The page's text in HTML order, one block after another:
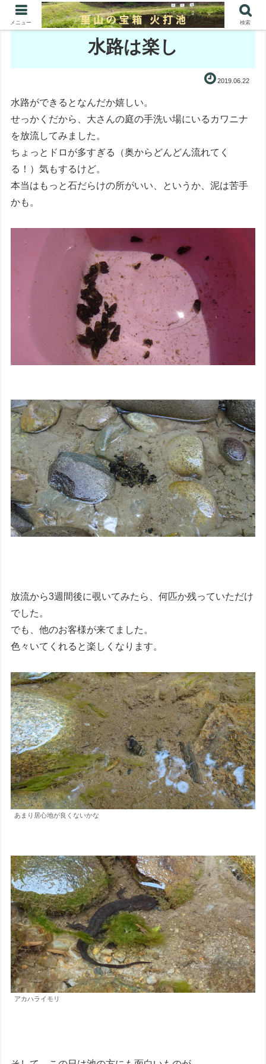
水路は楽し
2019.06.22
水路ができるとなんだか嬉しい。
せっかくだから、大さんの庭の手洗い場にいるカワニナ
を放流してみました。
ちょっとドロが多すぎる（奥からどんどん流れてく
る！）気もするけど。
本当はもっと石だらけの所がいい、というか、泥は苦手
かも。
放流から3週間後に覗いてみたら、何匹か残っていただけ
でした。
でも、他のお客様が来てました。
色々いてくれると楽しくなります。
あまり居心地が良くないかな
アカハライモリ
メニュー 検索